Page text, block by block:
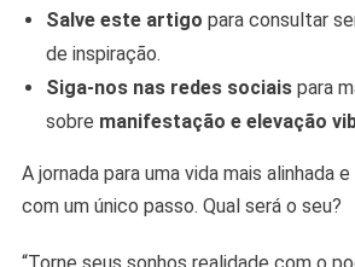
Salve este artigo para consultar
de inspiração.
Siga-nos nas redes sociaispara
sobre manifestação e elevação
A jornada para uma vida mais alinhada
com um único passo. Qual será o seu?